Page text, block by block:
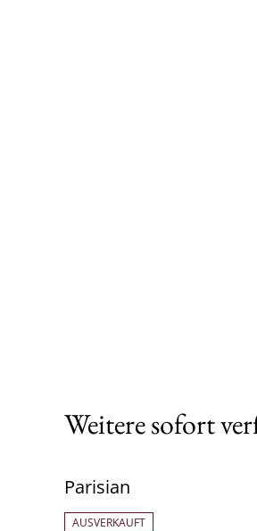
Weitere sofort
Parisian
AUSVERKAUFT